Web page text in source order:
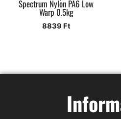
Spectrum Nylon PA6 Low
Warp 0.5kg
8839 Ft